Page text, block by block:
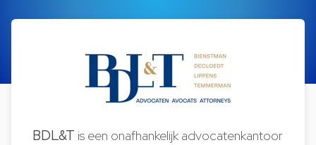
BDL&T is een onafhankelijk advocatenkantoor